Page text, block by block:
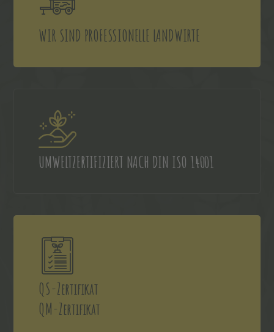
WIR SIND PROFESSIONELLE LANDWIRTE
UMWELTZERTIFIZIERT NACH DIN ISO 14001
QS-Zertifikat
QM-Zertifikat